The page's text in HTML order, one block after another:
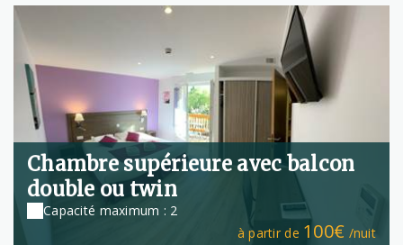
Chambre supérieure avec balcon
double ou twin
Capacité maximum : 2
à partir de 100€ /nuit